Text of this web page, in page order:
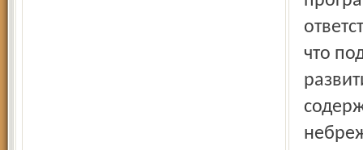
что